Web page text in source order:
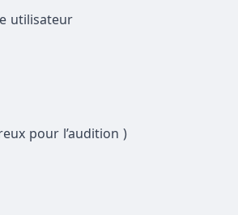
utilisateur
pour l’audition )